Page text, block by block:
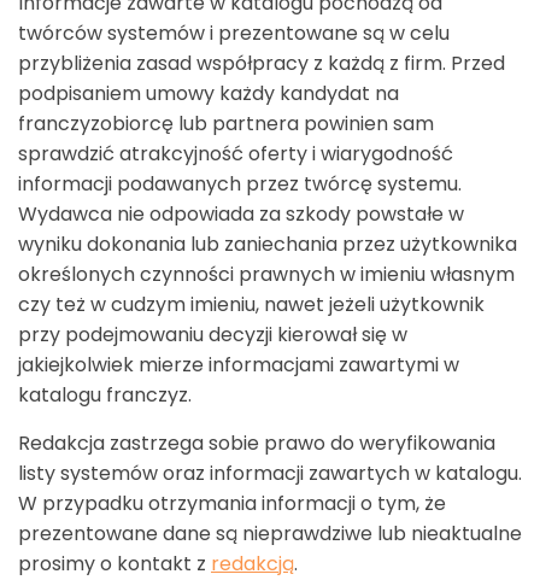
twórców systemów i prezentowane są w celu
przybliżenia zasad współpracy z każdą z firm. Przed
podpisaniem umowy każdy kandydat na
franczyzobiorcę lub partnera powinien sam
sprawdzić atrakcyjność oferty i wiarygodność
informacji podawanych przez twórcę systemu.
Wydawca nie odpowiada za szkody powstałe w
wyniku dokonania lub zaniechania przez użytkownika
określonych czynności prawnych w imieniu własnym
czy też w cudzym imieniu, nawet jeżeli użytkownik
przy podejmowaniu decyzji kierował się w
jakiejkolwiek mierze informacjami zawartymi w
katalogu franczyz.
Redakcja zastrzega sobie prawo do weryfikowania
listy systemów oraz informacji zawartych w katalogu.
W przypadku otrzymania informacji o tym, że
prezentowane dane są nieprawdziwe lub nieaktualne
prosimy o kontakt z redakcją.